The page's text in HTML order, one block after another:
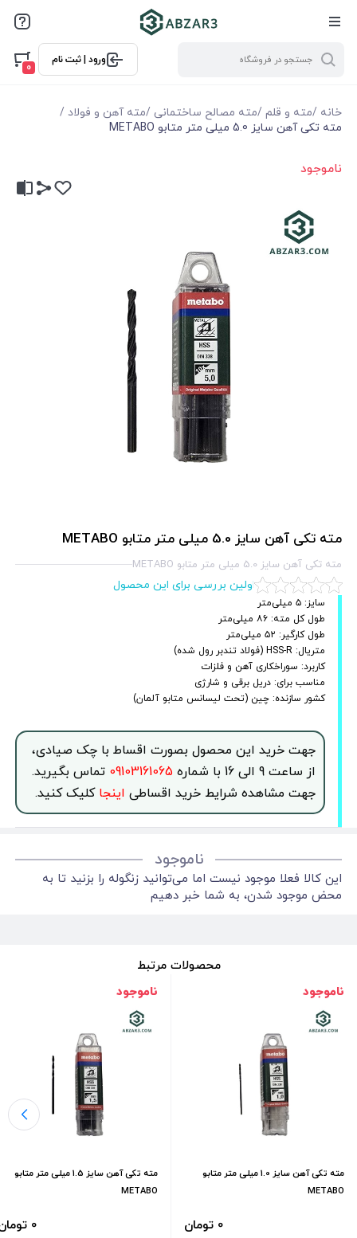
ورود | ثبت نام
0
خانه /مته و قلم /مته مصالح ساختمانی /مته آهن و فولاد /
مته تکی آهن سایز 5.0 میلی متر متابو METABO
ناموجود
مته تکی آهن سایز 5.0 میلی متر متابو METABO
مته تکی آهن سایز 5.0 میلی متر متابو METABO
اولین بررسی برای این محصول
سایز: ۵ میلی‌متر
طول کل مته: ۸۶ میلی‌متر
طول کارگیر: ۵۲ میلی‌متر
متریال: HSS-R (فولاد تندبر رول شده)
کاربرد: سوراخکاری آهن و فلزات
مناسب برای: دریل برقی و شارژی
کشور سازنده: چین (تحت لیسانس متابو آلمان)
جهت خرید این محصول بصورت اقساط با چک صیادی،
از ساعت 9 الی 16 با شماره
09103161065 تماس بگیرید.
جهت مشاهده شرایط خرید اقساطی اینجاکلیک کنید.
ناموجود
این کالا فعلا موجود نیست اما می‌توانید زنگوله را بزنید تا به
محض موجود شدن، به شما خبر دهیم
محصولات مرتبط
ناموجود
مته تکی آهن سایز 1.0 میلی متر متابو
METABO
0 تومان
ناموجود
مته تکی آهن سایز 1.5 میلی متر متابو
METABO
0 تومان